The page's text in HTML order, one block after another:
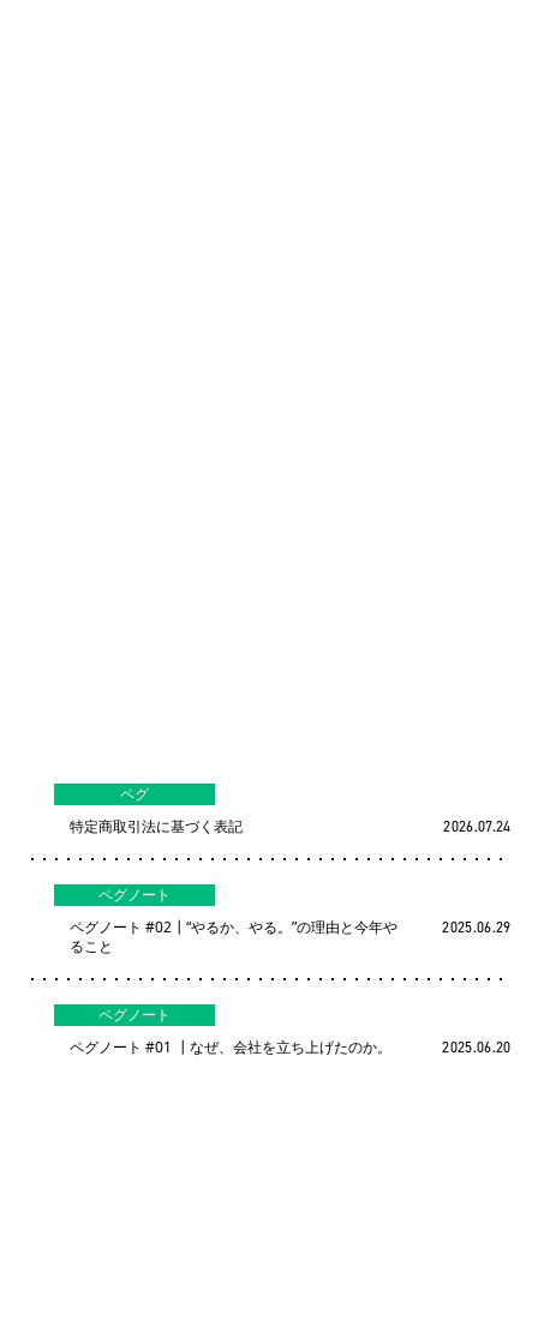
ペグ
特定商取引法に基づく表記
2026.07.24
ペグノート
ペグノート #02┃“やるか、やる。”の理由と今年や
ること
2025.06.29
ペグノート
ペグノート #01 ┃なぜ、会社を立ち上げたのか。
2025.06.20